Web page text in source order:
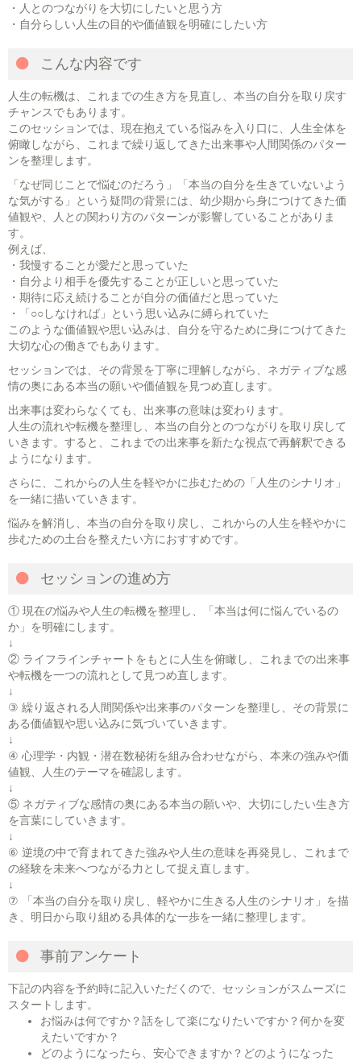
・人とのつながりを大切にしたいと思う方
・自分らしい人生の目的や価値観を明確にしたい方
こんな内容です
人生の転機は、これまでの生き方を見直し、本当の自分を取り戻す
チャンスでもあります。
このセッションでは、現在抱えている悩みを入り口に、人生全体を
俯瞰しながら、これまで繰り返してきた出来事や人間関係のパター
ンを整理します。
「なぜ同じことで悩むのだろう」「本当の自分を生きていないよう
な気がする」という疑問の背景には、幼少期から身につけてきた価
値観や、人との関わり方のパターンが影響していることがありま
す。
例えば、
・我慢することが愛だと思っていた
・自分より相手を優先することが正しいと思っていた
・期待に応え続けることが自分の価値だと思っていた
・「○○しなければ」という思い込みに縛られていた
このような価値観や思い込みは、自分を守るために身につけてきた
大切な心の働きでもあります。
セッションでは、その背景を丁寧に理解しながら、ネガティブな感
情の奥にある本当の願いや価値観を見つめ直します。
出来事は変わらなくても、出来事の意味は変わります。
人生の流れや転機を整理し、本当の自分とのつながりを取り戻して
いきます。すると、これまでの出来事を新たな視点で再解釈できる
ようになります。
さらに、これからの人生を軽やかに歩むための「人生のシナリオ」
を一緒に描いていきます。
悩みを解消し、本当の自分を取り戻し、これからの人生を軽やかに
歩むための土台を整えたい方におすすめです。
セッションの進め方
① 現在の悩みや人生の転機を整理し、「本当は何に悩んでいるの
か」を明確にします。
↓
② ライフラインチャートをもとに人生を俯瞰し、これまでの出来事
や転機を一つの流れとして見つめ直します。
↓
③ 繰り返される人間関係や出来事のパターンを整理し、その背景に
ある価値観や思い込みに気づいていきます。
↓
④ 心理学・内観・潜在数秘術を組み合わせながら、本来の強みや価
値観、人生のテーマを確認します。
↓
⑤ ネガティブな感情の奥にある本当の願いや、大切にしたい生き方
を言葉にしていきます。
↓
⑥ 逆境の中で育まれてきた強みや人生の意味を再発見し、これまで
の経験を未来へつながる力として捉え直します。
↓
⑦ 「本当の自分を取り戻し、軽やかに生きる人生のシナリオ」を描
き、明日から取り組める具体的な一歩を一緒に整理します。
事前アンケート
下記の内容を予約時に記入いただくので、セッションがスムーズに
スタートします。
お悩みは何ですか？話をして楽になりたいですか？何かを変
えたいですか？
どのようになったら、安心できますか？どのようになった